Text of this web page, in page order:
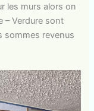
les murs alors on
– Verdure sont
sommes revenus